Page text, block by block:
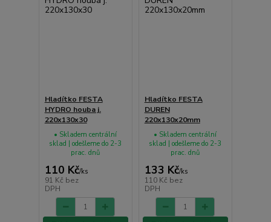
Hladítko FESTA
HYDRO houba j.
220x130x30
110 Kč/ks
91 Kč bez
DPH
• Skladem centrální
sklad | odešleme do 2-3
prac. dnů
Hladítko FESTA
DUREN
220x130x20mm
133 Kč/ks
110 Kč bez
DPH
• Skladem centrální
sklad | odešleme do 2-3
prac. dnů